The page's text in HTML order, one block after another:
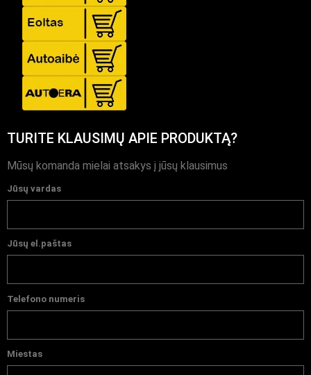
TURITE KLAUSIMŲ APIE PRODUKTĄ?
Mūsų komanda mielai atsakys į jūsų klausimus
Jūsų vardas
Jūsų el.paštas
Telefono numeris
Miestas